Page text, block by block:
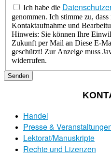
Ich habe die
genommen. Ich stimme zu, dass meine
Kontaktaufnahme und
Hinweis: Sie können Ihre
Zukunft per Mail an Diese E-
geschützt! Zur Anzeige muss
widerrufen.
Senden
Handel
Presse &
Lektorat/Manuskripte
Rechte und Lizenzen